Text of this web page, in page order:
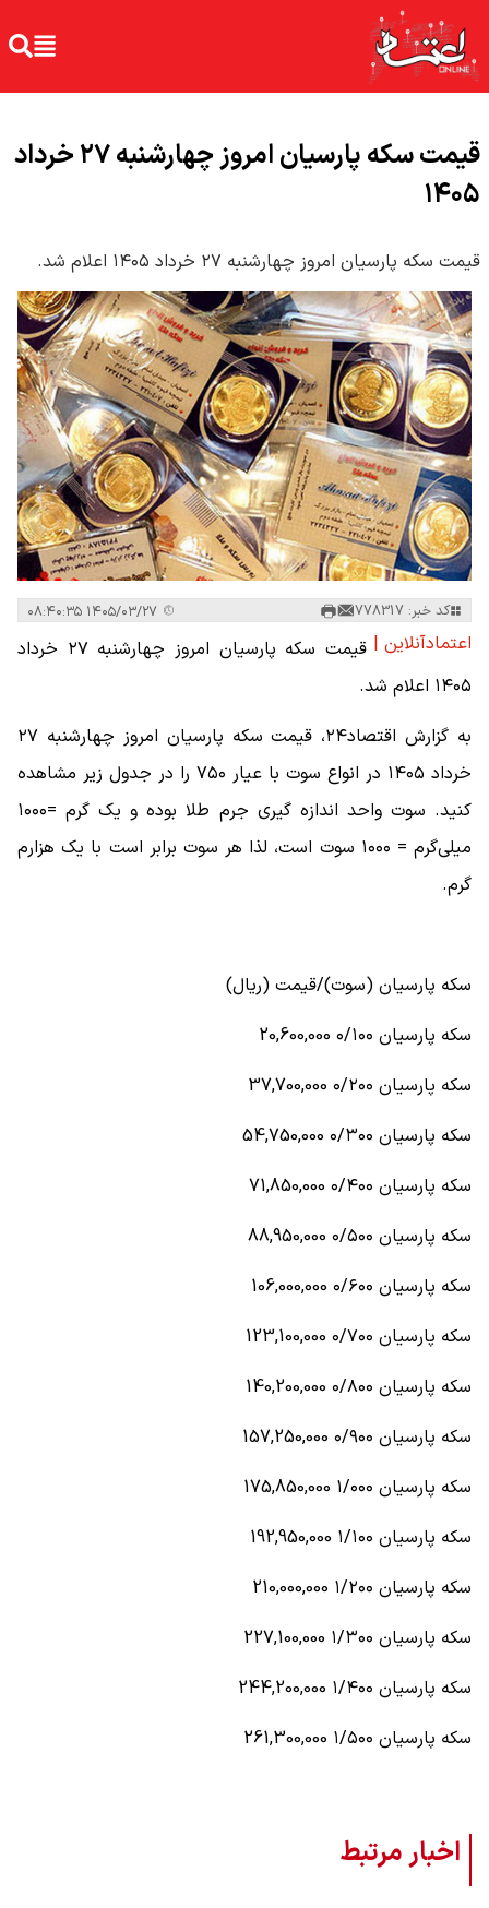
قیمت سکه پارسیان امروز چهار‌شنبه ۲۷ خرداد
۱۴۰۵
قیمت سکه پارسیان امروز چهار‌شنبه ۲۷ خرداد ۱۴۰۵ اعلام شد.
کد خبر: 778317
اعتمادآنلاین |
قیمت سکه پارسیان امروز چهار‌شنبه ۲۷ خرداد
۱۴۰۵ اعلام شد.
به گزارش اقتصاد۲۴، قیمت سکه پارسیان امروز چهار‌شنبه ۲۷
خرداد ۱۴۰۵ در انواع سوت با عیار ۷۵۰ را در جدول زیر مشاهده
کنید. سوت واحد اندازه گیری جرم طلا بوده و یک گرم =۱۰۰۰
میلی‌گرم = ۱۰۰۰ سوت است، لذا هر سوت برابر است با یک هزارم
گرم.
سکه پارسیان (سوت)/قیمت (ریال)
سکه پارسیان ۰/۱۰۰ 20,600,000
سکه پارسیان ۰/۲۰۰ 37,700,000
سکه پارسیان ۰/۳۰۰ 54,750,000
سکه پارسیان ۰/۴۰۰ 71,850,000
سکه پارسیان ۰/۵۰۰ 88,950,000
سکه پارسیان ۰/۶۰۰ 106,000,000
سکه پارسیان ۰/۷۰۰ 123,100,000
سکه پارسیان ۰/۸۰۰ 140,200,000
سکه پارسیان ۰/۹۰۰ 157,250,000
سکه پارسیان ۱/۰۰۰ 175,850,000
سکه پارسیان ۱/۱۰۰ 192,950,000
سکه پارسیان ۱/۲۰۰ 210,000,000
سکه پارسیان ۱/۳۰۰ 227,100,000
سکه پارسیان ۱/۴۰۰ 244,200,000
سکه پارسیان ۱/۵۰۰ 261,300,000
اخبار مرتبط